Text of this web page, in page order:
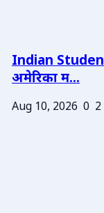
Indian
अमेरिका म...
Aug 10, 2026 0 2